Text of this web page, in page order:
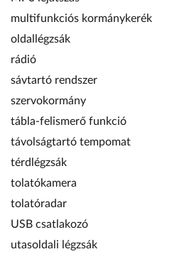
multifunkciós kormánykerék
oldallégzsák
rádió
sávtartó rendszer
szervokormány
tábla-felismerő funkció
távolságtartó tempomat
térdlégzsák
tolatókamera
tolatóradar
USB csatlakozó
utasoldali légzsák